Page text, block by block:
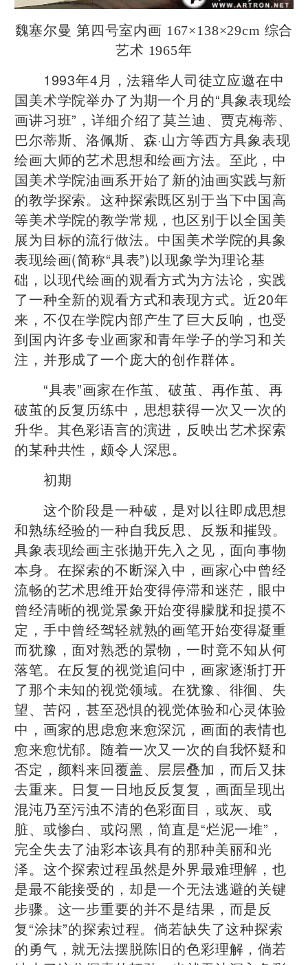
魏塞尔曼 第四号室内画 167×138×29cm 综合
艺术 1965年
1993年4月，法籍华人司徒立应邀在中
国美术学院举办了为期一个月的“具象表现绘
画讲习班”，详细介绍了莫兰迪、贾克梅蒂、
巴尔蒂斯、洛佩斯、森·山方等西方具象表现
绘画大师的艺术思想和绘画方法。至此，中
国美术学院油画系开始了新的油画实践与新
的教学探索。这种探索既区别于当下中国高
等美术学院的教学常规，也区别于以全国美
展为目标的流行做法。中国美术学院的具象
表现绘画(简称“具表”)以现象学为理论基
础，以现代绘画的观看方式为方法论，实践
了一种全新的观看方式和表现方式。近20年
来，不仅在学院内部产生了巨大反响，也受
到国内许多专业画家和青年学子的学习和关
注，并形成了一个庞大的创作群体。
“具表”画家在作茧、破茧、再作茧、再
破茧的反复历练中，思想获得一次又一次的
升华。其色彩语言的演进，反映出艺术探索
的某种共性，颇令人深思。
初期
这个阶段是一种破，是对以往即成思想
和熟练经验的一种自我反思、反叛和摧毁。
具象表现绘画主张抛开先入之见，面向事物
本身。在探索的不断深入中，画家心中曾经
流畅的艺术思维开始变得停滞和迷茫，眼中
曾经清晰的视觉景象开始变得朦胧和捉摸不
定，手中曾经驾轻就熟的画笔开始变得凝重
而犹豫，面对熟悉的景物，一时竟不知从何
落笔。在反复的视觉追问中，画家逐渐打开
了那个未知的视觉领域。在犹豫、徘徊、失
望、苦闷，甚至恐惧的视觉体验和心灵体验
中，画家的思虑愈来愈深沉，画面的表情也
愈来愈忧郁。随着一次又一次的自我怀疑和
否定，颜料来回覆盖、层层叠加，而后又抹
去重来。日复一日地反反复复，画面呈现出
混沌乃至污浊不清的色彩面目，或灰、或
脏、或惨白、或闷黑，简直是“烂泥一堆”，
完全失去了油彩本该具有的那种美丽和光
泽。这个探索过程虽然是外界最难理解，也
是最不能接受的，却是一个无法逃避的关键
步骤。这一步重要的并不是结果，而是反
复“涂抹”的探索过程。倘若缺失了这种探索
的勇气，就无法摆脱陈旧的色彩理解，倘若